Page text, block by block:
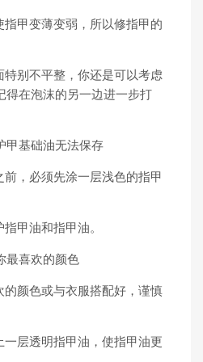
甲变薄变弱，所以修指甲的
别不平整，你还是可以考虑
得在泡沫的另一边进一步打
基础油无法保存
，必须先涂一层浅色的指甲
甲油和指甲油。
喜欢的颜色
颜色或与衣服搭配好，谨慎
层透明指甲油，使指甲油更